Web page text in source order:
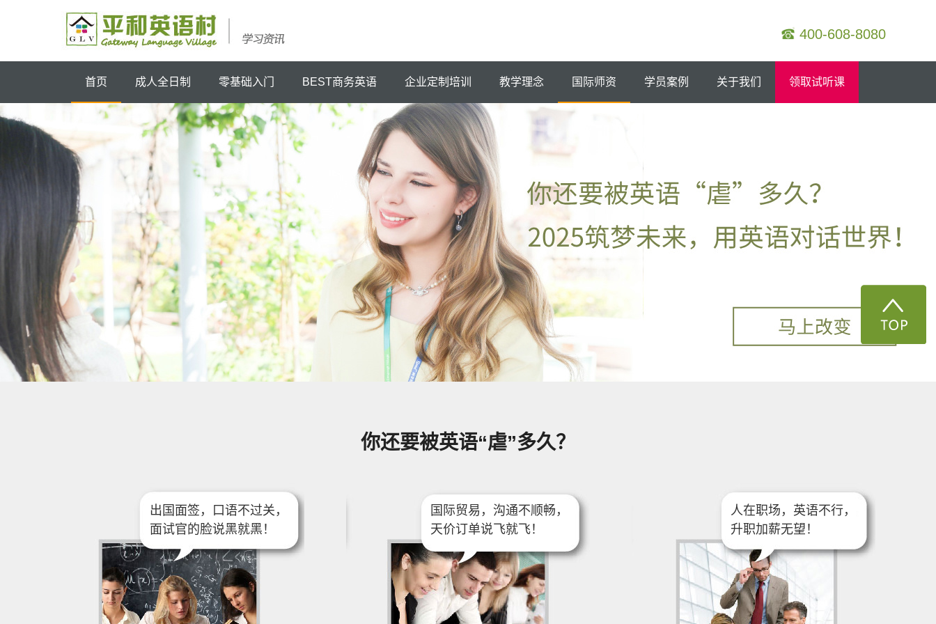
400-608-8080
首页 成人全日制 零基础入门 BEST商务英语 企业定制培训 教学理念 国际师资 学员案例 关于我们 领取试听课
你还要被英语“虐”多久？
出国面签，口语不过关，
面试官的脸说黑就黑！
国际贸易，沟通不顺畅，
天价订单说飞就飞！
人在职场，英语不行，
升职加薪无望！